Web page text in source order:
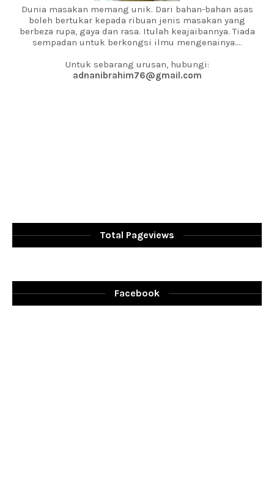
Dunia masakan memang unik. Dari bahan-bahan asas
boleh bertukar kepada ribuan jenis masakan yang
berbeza rupa, gaya dan rasa. Itulah keajaibannya. Tiada
sempadan untuk berkongsi ilmu mengenainya....
Untuk sebarang urusan, hubungi:
adnanibrahim76@gmail.com
Total Pageviews
Facebook